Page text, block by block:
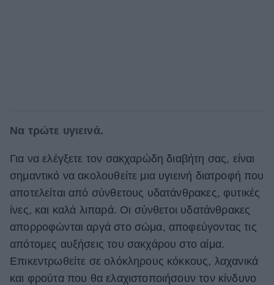
Να τρώτε υγιεινά.
Για να ελέγξετε τον σακχαρώδη διαβήτη σας, είναι
σημαντικό να ακολουθείτε μια υγιεινή διατροφή που
αποτελείται από σύνθετους υδατάνθρακες, φυτικές
ίνες, και καλά λιπαρά. Οι σύνθετοι υδατάνθρακες
απορροφώνται αργά στο σώμα, αποφεύγοντας τις
απότομες αυξήσεις του σακχάρου στο αίμα.
Επικεντρωθείτε σε ολόκληρους κόκκους, λαχανικά
και φρούτα που θα ελαχιστοποιήσουν τον κίνδυνο